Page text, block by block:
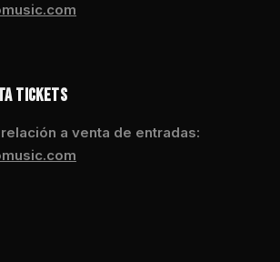
TICKETS
a venta de entradas: